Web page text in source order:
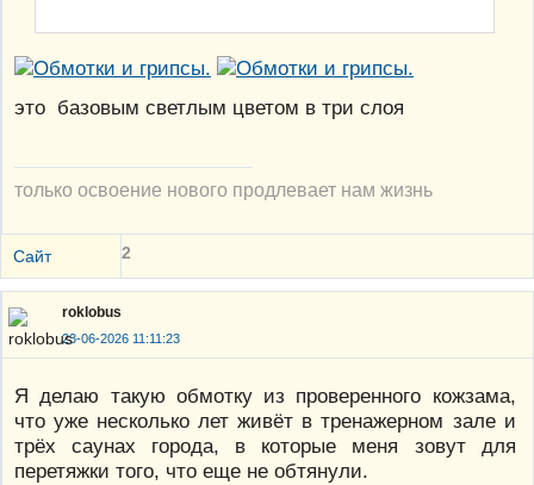
это базовым светлым цветом в три слоя
только освоение нового продлевает нам жизнь
Сайт 2
roklobus
23-06-2026 11:11:23
Я делаю такую обмотку из проверенного кожзама,
что уже несколько лет живёт в тренажерном зале и
трёх саунах города, в которые меня зовут для
перетяжки того, что еще не обтянули.